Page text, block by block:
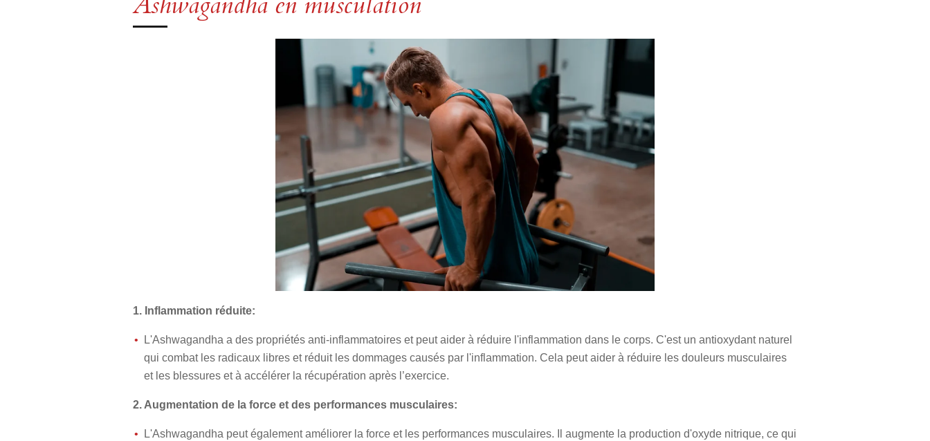
1. Inflammation réduite:
L'Ashwagandha a des propriétés anti-inflammatoires et peut aider à réduire l'inflammation dans le corps. C'est un antioxydant naturel
qui combat les radicaux libres et réduit les dommages causés par l'inflammation. Cela peut aider à réduire les douleurs musculaires
et les blessures et à accélérer la récupération après l’exercice.
2. Augmentation de la force et des performances musculaires:
L'Ashwagandha peut également améliorer la force et les performances musculaires. Il augmente la production d'oxyde nitrique, ce qui